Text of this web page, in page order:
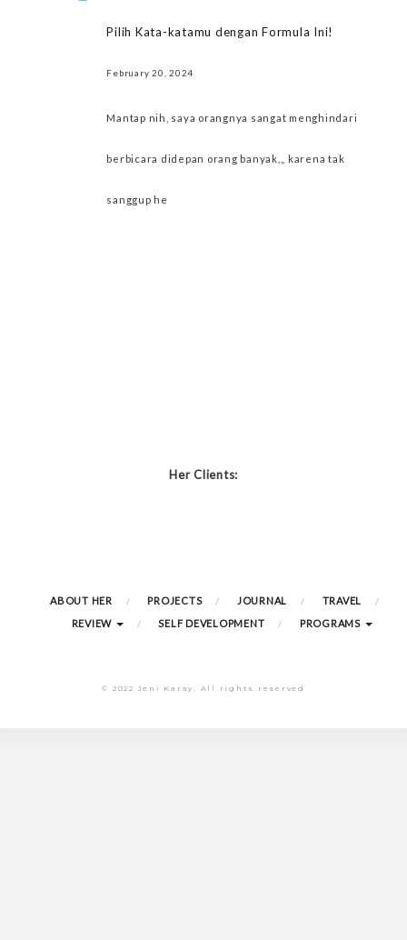
Pilih Kata-katamu dengan Formula Ini!
February 20, 2024
Mantap nih, saya orangnya sangat menghindari
berbicara didepan orang banyak,,, karena tak
sanggup he
Her Clients:
ABOUT HER PROJECTS JOURNAL
TRAVEL
REVIEW
SELF DEVELOPMENT PROGRAMS
© 2022 Jeni Karay. All rights reserved